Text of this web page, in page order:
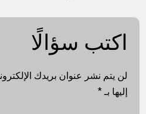
اكتب سؤالًا
لن يتم نشر عنوان بريدك
إليها بـ*